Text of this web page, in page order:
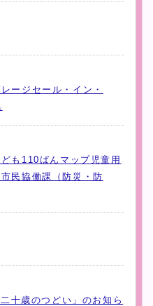
ージセール・イン・
も110ばんマップ児童用
民協働課（防災・防
十歳のつどい」のお知ら